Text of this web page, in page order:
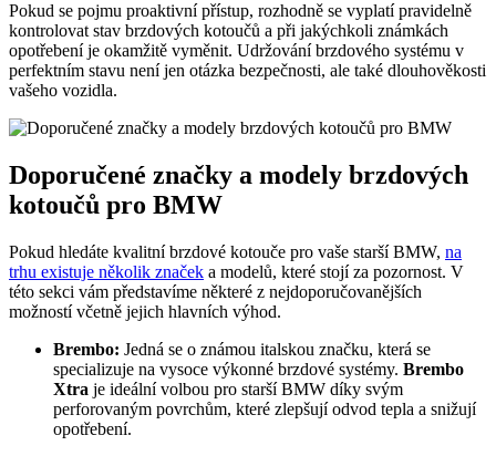
Pokud se pojmu proaktivní přístup, rozhodně se vyplatí pravidelně
kontrolovat stav brzdových kotoučů a při jakýchkoli známkách
opotřebení je okamžitě vyměnit. Udržování brzdového systému v
perfektním stavu není jen otázka bezpečnosti, ale také dlouhověkosti
vašeho vozidla.
Doporučené značky a modely brzdových
kotoučů pro BMW
Pokud hledáte kvalitní brzdové kotouče pro vaše starší BMW, na
trhu existuje několik značek a modelů, které stojí za pozornost. V
této sekci vám představíme některé z nejdoporučovanějších
možností včetně jejich hlavních výhod.
Brembo: Jedná se o známou italskou značku, která se
specializuje na vysoce výkonné brzdové systémy. Brembo
Xtra je ideální volbou pro starší BMW díky svým
perforovaným povrchům, které zlepšují odvod tepla a snižují
opotřebení.